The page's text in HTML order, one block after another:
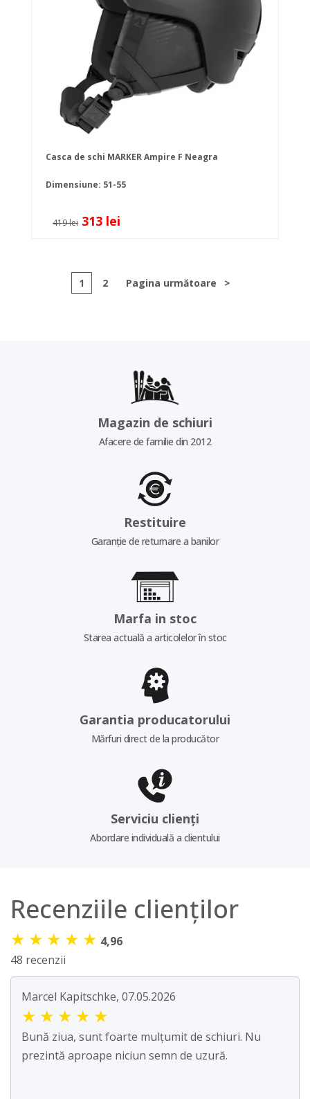
Casca de schi MARKER Ampire F Neagra
Dimensiune: 51-55
419 lei 313 lei
1 2 Pagina următoare >
Magazin de schiuri
Afacere de familie din 2012
Restituire
Garanție de returnare a banilor
Marfa in stoc
Starea actuală a articolelor în stoc
Garantia producatorului
Mărfuri direct de la producător
Serviciu clienți
Abordare individuală a clientului
Recenziile clienților
★ ★ ★ ★ ★ 4,96
48 recenzii
Marcel Kapitschke, 07.05.2026
★ ★ ★ ★ ★
Bună ziua, sunt foarte mulțumit de schiuri. Nu
prezintă aproape niciun semn de uzură.